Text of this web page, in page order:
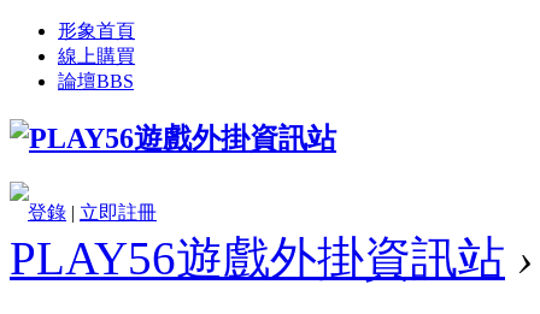
形象首頁
線上購買
論壇BBS
登錄 | 立即註冊
PLAY56遊戲外掛資訊站 ›